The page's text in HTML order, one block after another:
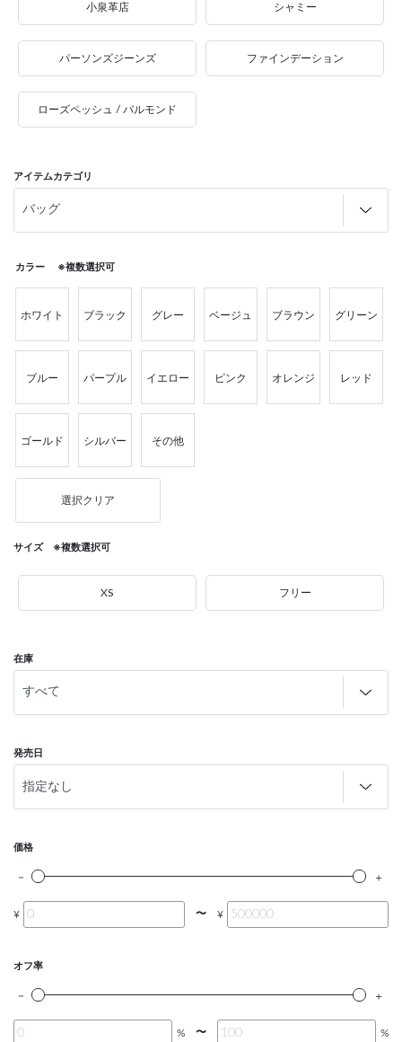
小泉革店 シャミー
パーソンズジーンズ ファインデーション
ローズペッシュ / パルモンド
アイテムカテゴリ
カラー ※複数選択可
ホワイト ブラック グレー ベージュ ブラウン グリーン
ブルー パープル イエロー ピンク オレンジ レッド
ゴールド シルバー その他
選択クリア
サイズ ※複数選択可
XS フリー
在庫
発売日
価格
¥ 〜 ¥
オフ率
% 〜 %